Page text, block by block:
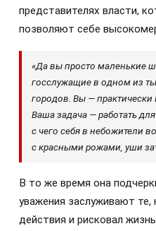
представителях власти,
позволяют себе
«Да вы просто маленькие
госслужащие в одном из
городов. Вы —
Ваша задача — работать
с чего себя в небожители
с красными рожами, уши
В то же время она
уважения заслуживают
действия и рисковал